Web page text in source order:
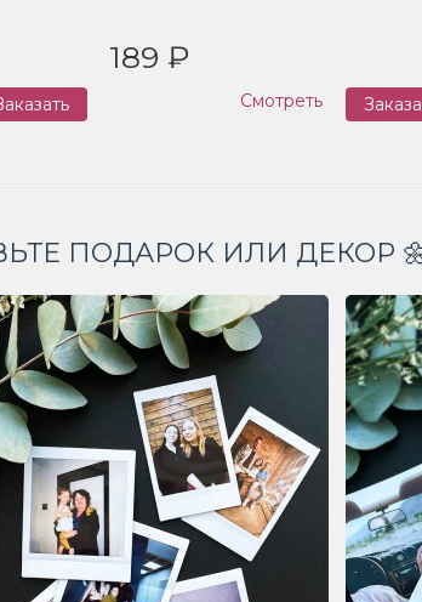
189 ₽
Смотреть
ПОДАРОК ИЛИ ДЕКОР